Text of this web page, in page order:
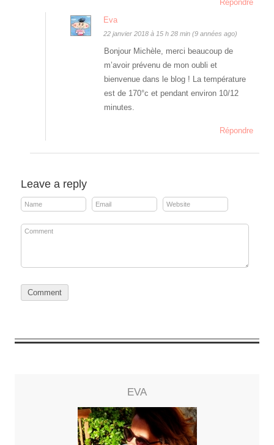
Répondre
Eva
22 janvier 2018 à 15 h 28 min (9 années ago)
Bonjour Michèle, merci beaucoup de
m’avoir prévenu de mon oubli et
bienvenue dans le blog ! La température
est de 170°c et pendant environ 10/12
minutes.
Répondre
Leave a reply
EVA